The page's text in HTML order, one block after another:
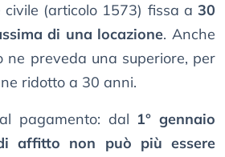
civile (articolo 1573) fissa a 30
di una locazione. Anche
ne preveda una superiore, per
ridotto a 30 anni.
pagamento: dal 1° gennaio
affitto non può più essere